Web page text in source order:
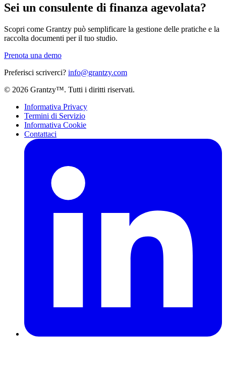
Sei un consulente di finanza agevolata?
Scopri come Grantzy può semplificare la gestione delle pratiche e la
raccolta documenti per il tuo studio.
Prenota una demo
Preferisci scriverci? info@grantzy.com
© 2026 Grantzy™. Tutti i diritti riservati.
Informativa Privacy
Termini di Servizio
Informativa Cookie
Contattaci